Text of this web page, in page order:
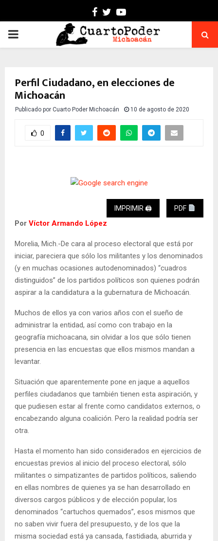
Facebook
TwitterYoutube
PRIMARY
Perfil Ciudadano, en elecciones de
Michoacán
Publicado por Cuarto Poder Michoacán 10 de agosto de 2020
0
IMPRIMIR 🖨 PDF
Por Víctor Armando López
Morelia, Mich.-De cara al proceso electoral que está por
iniciar, pareciera que sólo los militantes y los denominados
(y en muchas ocasiones autodenominados) “cuadros
distinguidos” de los partidos políticos son quienes podrán
aspirar a la candidatura a la gubernatura de Michoacán.
Muchos de ellos ya con varios años con el sueño de
administrar la entidad, así como con trabajo en la
geografía michoacana, sin olvidar a los que sólo tienen
presencia en las encuestas que ellos mismos mandan a
levantar.
Situación que aparentemente pone en jaque a aquellos
perfiles ciudadanos que también tienen esta aspiración, y
que pudiesen estar al frente como candidatos externos, o
encabezando alguna coalición. Pero la realidad podría ser
otra.
Hasta el momento han sido considerados en ejercicios de
encuestas previos al inicio del proceso electoral, sólo
militantes o simpatizantes de partidos políticos, saliendo
en ellas nombres de quienes ya se han desarrollado en
diversos cargos públicos y de elección popular, los
denominados “cartuchos quemados”, esos mismos que
no saben vivir fuera del presupuesto, y de los que la
misma sociedad está ya cansada, fastidiada, aburrida y